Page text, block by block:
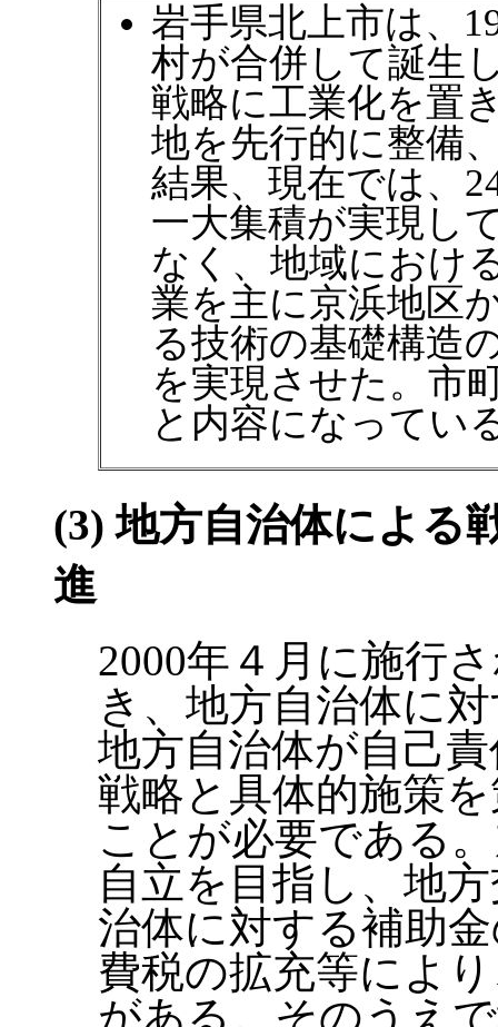
岩手県北上市は、
村が合併して誕生
戦略に工業化を置
地を先行的に整備
結果、現在では、
一大集積が実現し
なく、地域におけ
業を主に京浜地区
る技術の基礎構造
を実現させた。市
と内容になってい
(3) 地方自治体による
進
2000年４月に施行
き、地方自治体に
地方自治体が自己
戦略と具体的施策
ことが必要である
自立を目指し、地
治体に対する補助
費税の拡充等によ
がある。そのうえ